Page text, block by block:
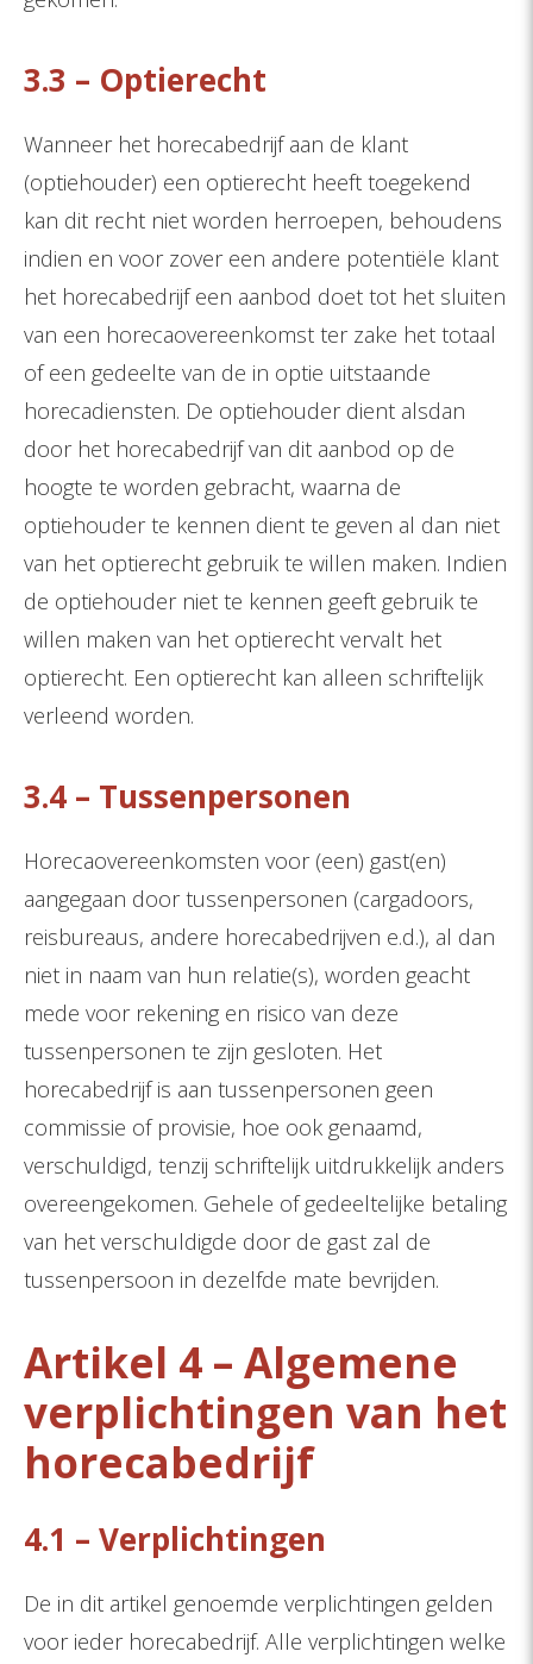
3.3 – Optierecht
Wanneer het horecabedrijf aan de klant
(optiehouder) een optierecht heeft toegekend
kan dit recht niet worden herroepen, behoudens
indien en voor zover een andere potentiële klant
het horecabedrijf een aanbod doet tot het sluiten
van een horecaovereenkomst ter zake het totaal
of een gedeelte van de in optie uitstaande
horecadiensten. De optiehouder dient alsdan
door het horecabedrijf van dit aanbod op de
hoogte te worden gebracht, waarna de
optiehouder te kennen dient te geven al dan niet
van het optierecht gebruik te willen maken. Indien
de optiehouder niet te kennen geeft gebruik te
willen maken van het optierecht vervalt het
optierecht. Een optierecht kan alleen schriftelijk
verleend worden.
3.4 – Tussenpersonen
Horecaovereenkomsten voor (een) gast(en)
aangegaan door tussenpersonen (cargadoors,
reisbureaus, andere horecabedrijven e.d.), al dan
niet in naam van hun relatie(s), worden geacht
mede voor rekening en risico van deze
tussenpersonen te zijn gesloten. Het
horecabedrijf is aan tussenpersonen geen
commissie of provisie, hoe ook genaamd,
verschuldigd, tenzij schriftelijk uitdrukkelijk anders
overeengekomen. Gehele of gedeeltelijke betaling
van het verschuldigde door de gast zal de
tussenpersoon in dezelfde mate bevrijden.
Artikel 4 – Algemene
verplichtingen van het
horecabedrijf
4.1 – Verplichtingen
De in dit artikel genoemde verplichtingen gelden
voor ieder horecabedrijf. Alle verplichtingen welke